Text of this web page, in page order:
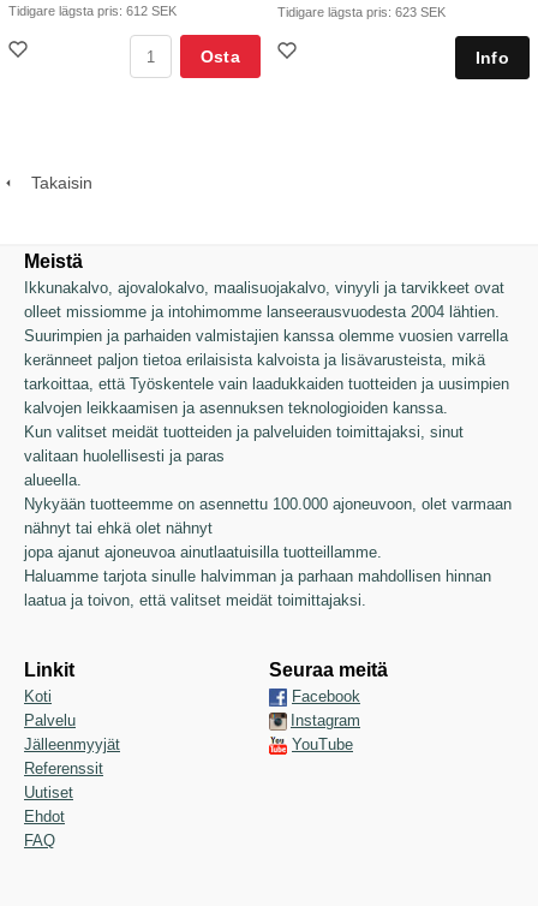
Tidigare lägsta pris: 612 SEK
Osta
Tidigare lägsta pris: 623 SEK
Takaisin
Meistä
Ikkunakalvo, ajovalokalvo, maalisuojakalvo, vinyyli ja tarvikkeet ovat
olleet missiomme ja intohimomme lanseerausvuodesta 2004 lähtien.
Suurimpien ja parhaiden valmistajien kanssa olemme vuosien varrella
keränneet paljon tietoa erilaisista kalvoista ja lisävarusteista, mikä
tarkoittaa, että Työskentele vain laadukkaiden tuotteiden ja uusimpien
kalvojen leikkaamisen ja asennuksen teknologioiden kanssa.
Kun valitset meidät tuotteiden ja palveluiden toimittajaksi, sinut
valitaan huolellisesti ja paras
alueella.
Nykyään tuotteemme on asennettu 100.000 ajoneuvoon, olet varmaan
nähnyt tai ehkä olet nähnyt
jopa ajanut ajoneuvoa ainutlaatuisilla tuotteillamme.
Haluamme tarjota sinulle halvimman ja parhaan mahdollisen hinnan
laatua ja toivon, että valitset meidät toimittajaksi.
Linkit
Koti
Palvelu
Jälleenmyyjät
Referenssit
Uutiset
Ehdot
FAQ
Seuraa meitä
Facebook
Instagram
YouTube